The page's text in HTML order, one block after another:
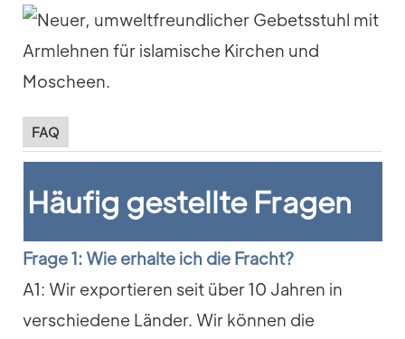
FAQ
Häufig gestellte Fragen
Frage 1: Wie erhalte ich die Fracht?
A1: Wir exportieren seit über 10 Jahren in
verschiedene Länder. Wir können die